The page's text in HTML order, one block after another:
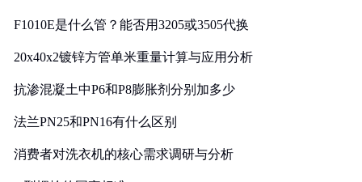
F1010E是什么管？能否用3205或3505代换
20x40x2镀锌方管单米重量计算与应用分析
抗渗混凝土中P6和P8膨胀剂分别加多少
法兰PN25和PN16有什么区别
消费者对洗衣机的核心需求调研与分析